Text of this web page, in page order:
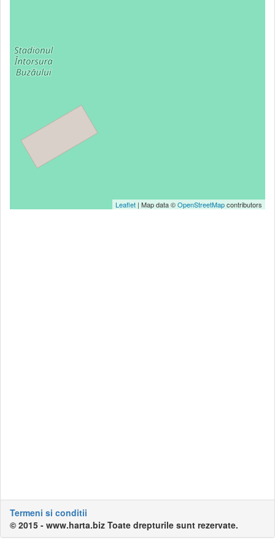
Leaflet | Map data ©OpenStreetMapcontributors
Termeni si conditii
© 2015 - www.harta.biz Toate drepturile sunt rezervate.